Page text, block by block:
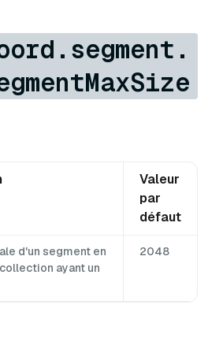
Valeur
par
défaut
d'un segment en
ayant un
2048